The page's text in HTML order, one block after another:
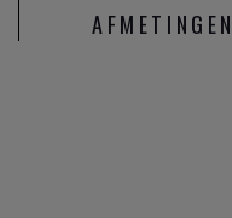
AFMETINGEN